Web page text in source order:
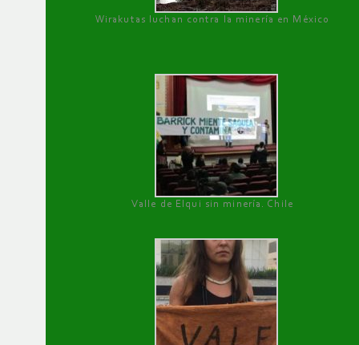
Wirakutas luchan contra la minería en México
Valle de Elqui sin minería. Chile